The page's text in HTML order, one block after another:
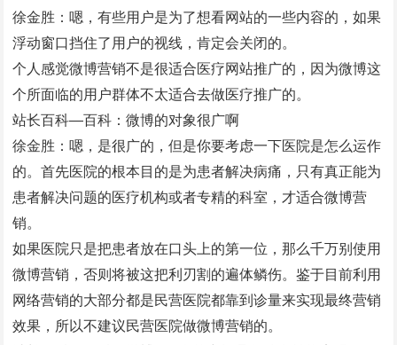
徐金胜：嗯，有些用户是为了想看网站的一些内容的，如果
浮动窗口挡住了用户的视线，肯定会关闭的。
个人感觉微博营销不是很适合医疗网站推广的，因为微博这
个所面临的用户群体不太适合去做医疗推广的。
站长百科—百科：微博的对象很广啊
徐金胜：嗯，是很广的，但是你要考虑一下医院是怎么运作
的。首先医院的根本目的是为患者解决病痛，只有真正能为
患者解决问题的医疗机构或者专精的科室，才适合微博营
销。
如果医院只是把患者放在口头上的第一位，那么千万别使用
微博营销，否则将被这把利刃割的遍体鳞伤。鉴于目前利用
网络营销的大部分都是民营医院都靠到诊量来实现最终营销
效果，所以不建议民营医院做微博营销的。